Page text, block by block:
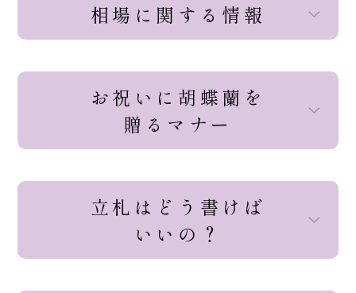
相場に関する情報
お祝いに胡蝶蘭を
贈るマナー
立札はどう書けば
いいの？